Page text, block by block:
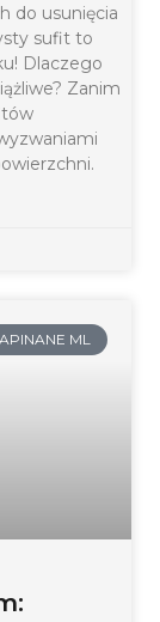
do usunięcia
sufit to
Dlaczego
Zanim
ML